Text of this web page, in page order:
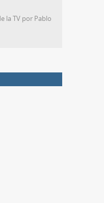
la TV por Pablo